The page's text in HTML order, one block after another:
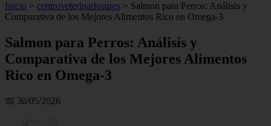
Inicio > centroveterinariosures > Salmon para Perros: Análisis y
Comparativa de los Mejores Alimentos Rico en Omega-3
Salmon para Perros: Análisis y
Comparativa de los Mejores Alimentos
Rico en Omega-3
📅 30/05/2026